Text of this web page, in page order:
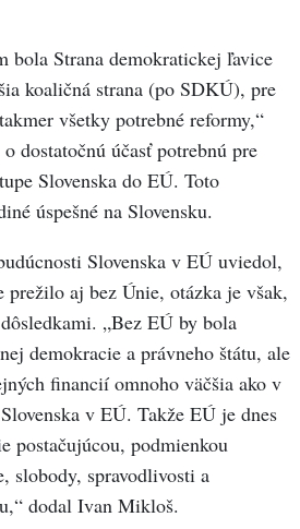
bola Strana demokratickej ľavice
koaličná strana (po SDKÚ), pre
všetky potrebné reformy,“
dostatočnú účasť potrebnú pre
Slovenska do EÚ. Toto
úspešné na Slovensku.
Slovenska v EÚ uviedol,
prežilo aj bez Únie, otázka je však,
„Bez EÚ by bola
demokracie a právneho štátu, ale
financií omnoho väčšia ako v
v EÚ. Takže EÚ je dnes
postačujúcou, podmienkou
slobody, spravodlivosti a
dodal Ivan Mikloš.